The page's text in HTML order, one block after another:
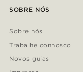
SOBRE NÓS
Sobre nós
Trabalhe connosco
Novos guias